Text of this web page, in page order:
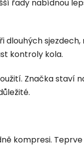
řady nabídnou
sjezdech,
kontroly kola.
Značka staví
kompresi.